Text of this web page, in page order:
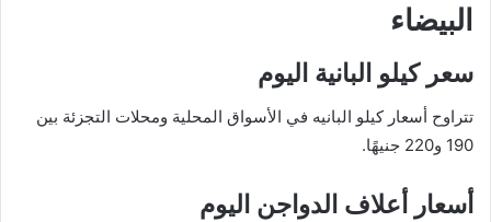
البيضاء
سعر كيلو البانية اليوم
تتراوح أسعار كيلو البانيه في الأسواق المحلية ومحلات التجزئة بين
190 و220 جنيهًا.
أسعار أعلاف الدواجن اليوم